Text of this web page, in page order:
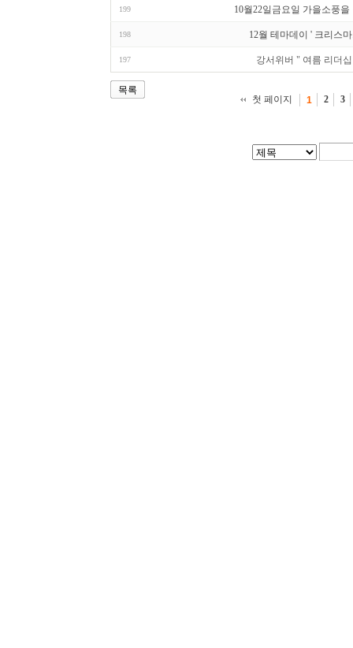
199 10월22일금요일 가을소풍
198 12월 테마데이 ' 크리스
197 강서위버 " 여름 리더
목록
첫 페이지
1 2 3